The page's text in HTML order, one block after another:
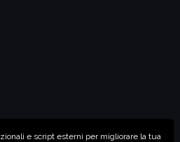
e script esterni per migliorare la tua